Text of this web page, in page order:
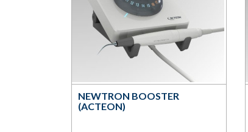
NEWTRON BOOSTER
(ACTEON)